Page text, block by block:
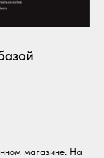
магазине. На